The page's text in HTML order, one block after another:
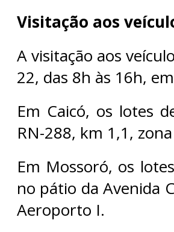
Visitação aos
A visitação aos
22, das 8h às 16h,
Em Caicó, os lotes
RN-288, km 1,1,
Em Mossoró, os
no pátio da Avenida
Aeroporto I.